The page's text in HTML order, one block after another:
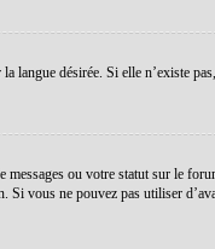
langue désirée. Si elle n’existe
ou votre statut sur le
vous ne pouvez pas utiliser